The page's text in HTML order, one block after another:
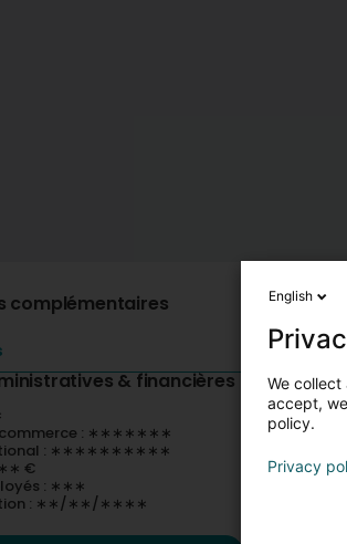
complémentaires
& financières
commerce : ∗∗∗∗∗∗∗
: ∗∗∗∗∗∗∗∗∗∗
€
: ∗∗∗
: ∗∗/∗∗/∗∗∗∗
English
We
accept,
policy.
Privacy